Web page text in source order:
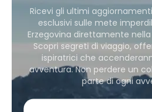
Ricevi gli ultimi
esclusivi sulle mete
Erzegovina direttamente
Scopri segreti di viaggio,
ispiratrici che
avventura. Non perdere un
parte di ogni